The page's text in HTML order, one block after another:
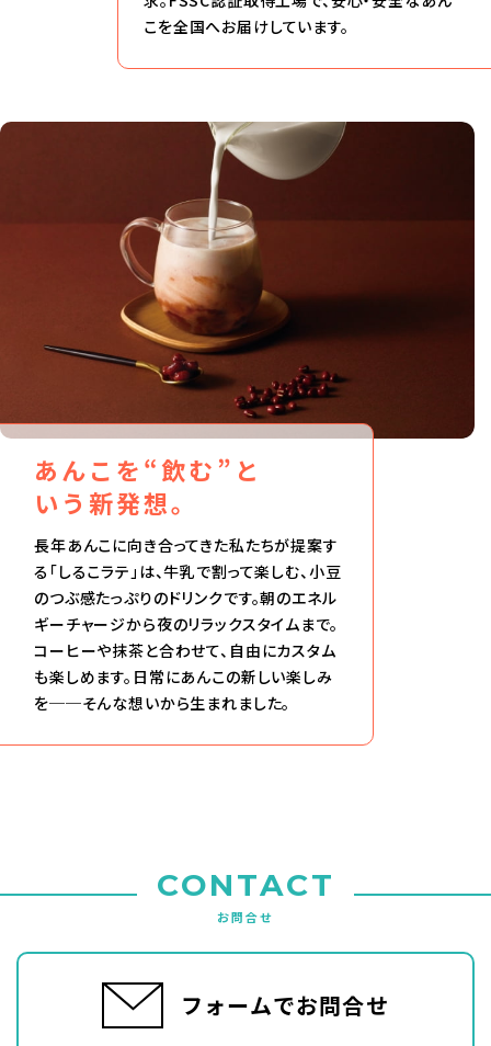
こを全国へお届けしています。
あんこを“飲む”と
いう新発想。
長年あんこに向き合ってきた私たちが提案す
る「しるこラテ」は、牛乳で割って楽しむ、小豆
のつぶ感たっぷりのドリンクです。朝のエネル
ギーチャージから夜のリラックスタイムまで。
コーヒーや抹茶と合わせて、自由にカスタム
も楽しめます。日常にあんこの新しい楽しみ
を──そんな想いから生まれました。
CONTACT
お問合せ
フォームでお問合せ